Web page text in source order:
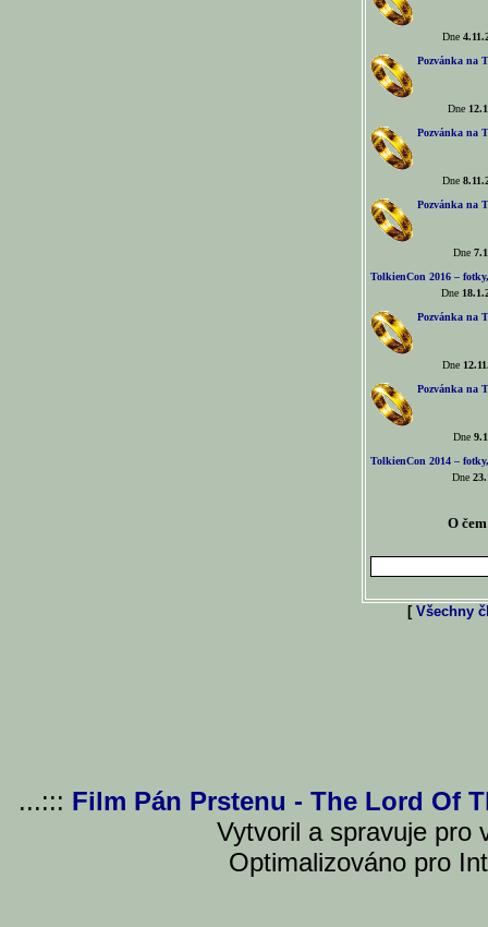
Dne
Pozvánka na
Dne
Pozvánka na
Dne
Pozvánka na
Dne
TolkienCon 2016 –
Dne
Pozvánka na
Dne
Pozvánka na
Dne
TolkienCon 2014 –
Dne
O
[ Všechny
...::: Film Pán Prstenu - The Lord Of
Vytvoril a spravuje pro
Optimalizováno pro